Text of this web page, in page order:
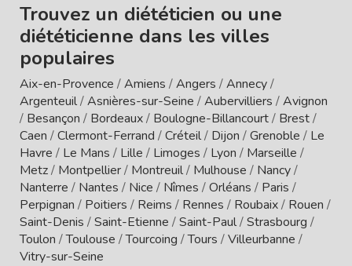
Trouvez un diététicien ou une
diététicienne dans les villes
populaires
Aix-en-Provence /Amiens /Angers /Annecy/
Argenteuil/Asnières-sur-Seine /Aubervilliers /Avignon
/ Besançon / Bordeaux/ Boulogne-Billancourt/ Brest/
Caen /Clermont-Ferrand /Créteil/ Dijon /Grenoble / Le
Havre / Le Mans / Lille / Limoges / Lyon / Marseille /
Metz/ Montpellier/ Montreuil/ Mulhouse / Nancy/
Nanterre / Nantes / Nice / Nîmes /Orléans / Paris /
Perpignan / Poitiers / Reims / Rennes / Roubaix/ Rouen /
Saint-Denis /Saint-Etienne /Saint-Paul/Strasbourg /
Toulon /Toulouse /Tourcoing /Tours /Villeurbanne /
Vitry-sur-Seine